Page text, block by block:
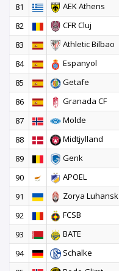
81
AEK Athens
82
CFR Cluj
83
Athletic Bilbao
84
Espanyol
85
Getafe
86
Granada CF
87
Molde
88
Midtjylland
89
Genk
90
APOEL
91
Zorya Luhansk
92
FCSB
93
BATE
94
Schalke